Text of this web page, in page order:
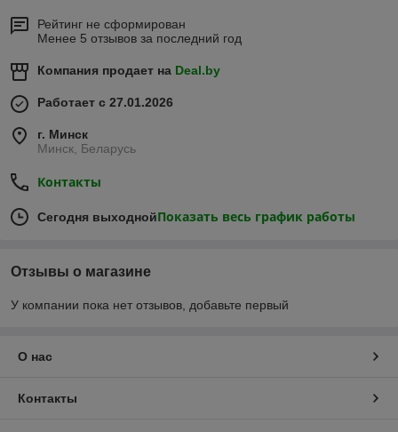
Рейтинг не сформирован
Менее 5 отзывов за последний год
Компания продает на Deal.by
Работает с 27.01.2026
г. Минск
Минск, Беларусь
Контакты
Сегодня выходнойПоказать весь график работы
Отзывы о магазине
У компании пока нет отзывов, добавьте первый
О нас
Контакты